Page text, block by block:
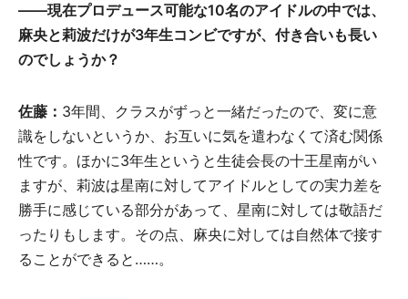
――現在プロデュース可能な10名のアイドルの中では、
麻央と莉波だけが3年生コンビですが、付き合いも長い
のでしょうか？
佐藤： 3年間、クラスがずっと一緒だったので、変に意
識をしないというか、お互いに気を遣わなくて済む関係
性です。ほかに3年生というと生徒会長の十王星南がい
ますが、莉波は星南に対してアイドルとしての実力差を
勝手に感じている部分があって、星南に対しては敬語だ
ったりもします。その点、麻央に対しては自然体で接す
ることができると……。